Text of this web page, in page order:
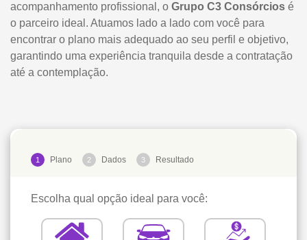
acompanhamento profissional, o Grupo C3 Consórcios é
o parceiro ideal. Atuamos lado a lado com você para
encontrar o plano mais adequado ao seu perfil e objetivo,
garantindo uma experiência tranquila desde a contratação
até a contemplação.
1 Plano 2 Dados 3 Resultado
Escolha qual opção ideal para você: